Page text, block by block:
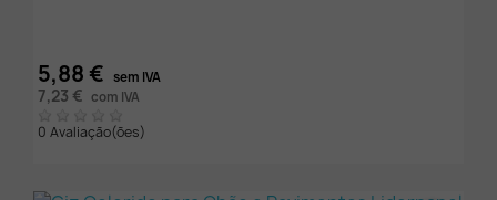
5,88 € sem IVA
7,23 € com IVA
0 Avaliação(ões)